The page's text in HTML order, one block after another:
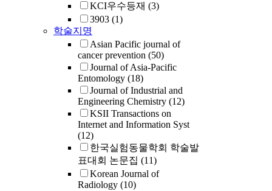
KCI우수등재 (3)
3903 (1)
학술지명
Asian Pacific journal of
cancer prevention (50)
Journal of Asia-Pacific
Entomology (18)
Journal of Industrial and
Engineering Chemistry (12)
KSII Transactions on
Internet and Information Syst
(12)
한국실험동물학회 학술발
표대회 논문집 (11)
Korean Journal of
Radiology (10)